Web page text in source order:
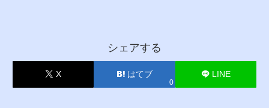
シェアする
X はてブ
0
LINE